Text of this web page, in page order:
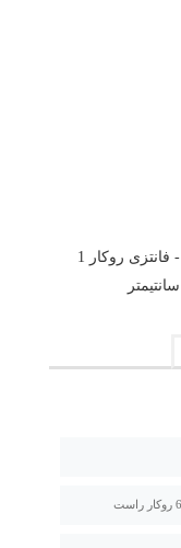
سینک اخوان مدل 61 روکار راست استیل - فانتزی روکار 1